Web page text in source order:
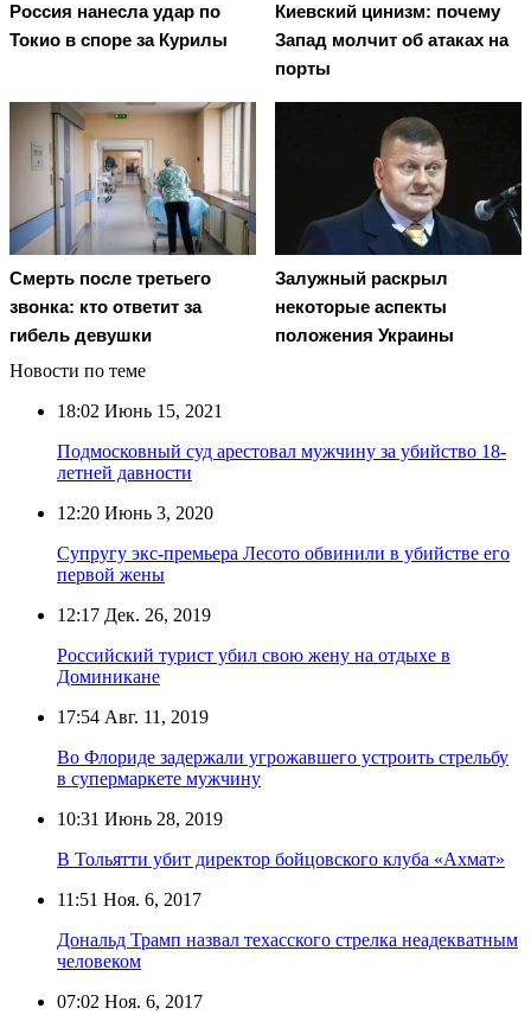
Россия нанесла удар по
Токио в споре за Курилы
Киевский цинизм: почему
Запад молчит об атаках на
порты
Смерть после третьего
звонка: кто ответит за
гибель девушки
Залужный раскрыл
некоторые аспекты
положения Украины
Новости по теме
18:02 Июнь 15, 2021
Подмосковный суд арестовал мужчину за убийство 18-
летней давности
12:20 Июнь 3, 2020
Супругу экс-премьера Лесото обвинили в убийстве его
первой жены
12:17 Дек. 26, 2019
Российский турист убил свою жену на отдыхе в
Доминикане
17:54 Авг. 11, 2019
Во Флориде задержали угрожавшего устроить стрельбу
в супермаркете мужчину
10:31 Июнь 28, 2019
В Тольятти убит директор бойцовского клуба «Ахмат»
11:51 Ноя. 6, 2017
Дональд Трамп назвал техасского стрелка неадекватным
человеком
07:02 Ноя. 6, 2017